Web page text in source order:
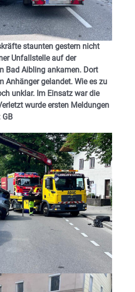
staunten gestern nicht
Unfallstelle auf der
Bad Aibling ankamen. Dort
Anhänger gelandet. Wie es zu
unklar. Im Einsatz war die
wurde ersten Meldungen
GB